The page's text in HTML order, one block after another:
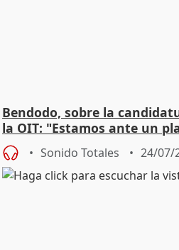
Bendodo, sobre la
la OIT: "Estamos ante un
Sonido Totales 24/07/